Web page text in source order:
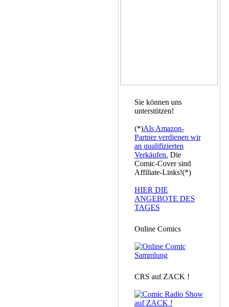
Sie können uns
unterstützen!
(*)Als Amazon-
Partner verdienen wir
an qualifizierten
Verkäufen. Die
Comic-Cover sind
Affiliate-Links!(*)
HIER DIE
ANGEBOTE DES
TAGES
Online Comics
CRS auf ZACK !